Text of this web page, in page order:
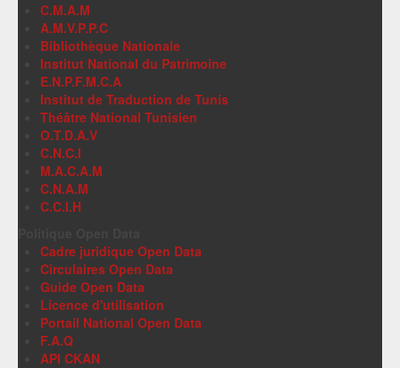
C.M.A.M
A.M.V.P.P.C
Bibliothèque Nationale
Institut National du Patrimoine
E.N.P.F.M.C.A
Institut de Traduction de Tunis
Théâtre National Tunisien
O.T.D.A.V
C.N.C.I
M.A.C.A.M
C.N.A.M
C.C.I.H
Cadre juridique Open Data
Circulaires Open Data
Guide Open Data
Licence d'utilisation
Portail National Open Data
F.A.Q
API CKAN